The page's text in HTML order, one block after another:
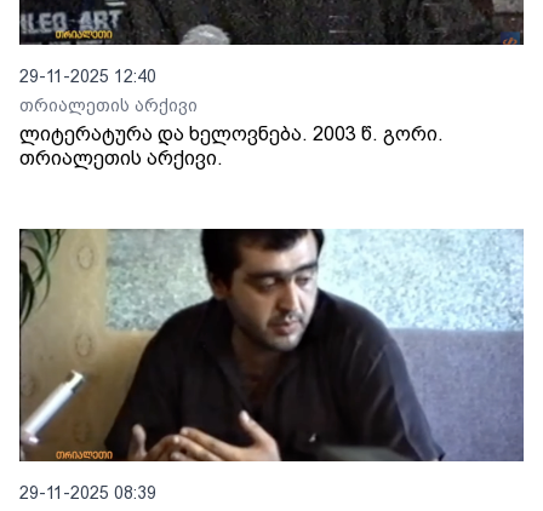
29-11-2025 12:40
თრიალეთის არქივი
ლიტერატურა და ხელოვნება. 2003 წ. გორი.
თრიალეთის არქივი.
29-11-2025 08:39